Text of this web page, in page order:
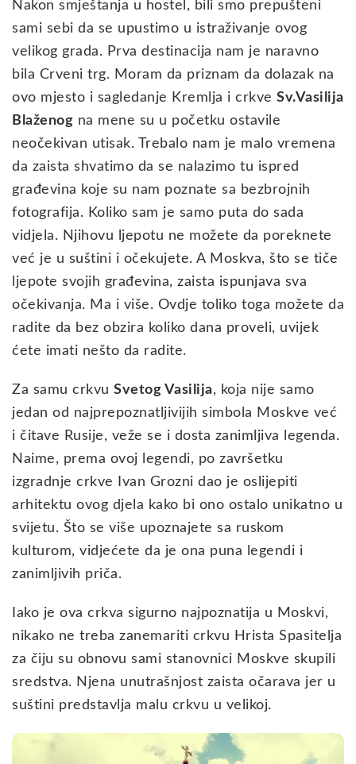
Nakon smještanja u hostel, bili smo prepušteni
sami sebi da se upustimo u istraživanje ovog
velikog grada. Prva destinacija nam je naravno
bila Crveni trg. Moram da priznam da dolazak na
ovo mjesto i sagledanje Kremlja i crkve Sv.Vasilija
Blaženog na mene su u početku ostavile
neočekivan utisak. Trebalo nam je malo vremena
da zaista shvatimo da se nalazimo tu ispred
građevina koje su nam poznate sa bezbrojnih
fotografija. Koliko sam je samo puta do sada
vidjela. Njihovu ljepotu ne možete da poreknete
već je u suštini i očekujete. A Moskva, što se tiče
ljepote svojih građevina, zaista ispunjava sva
očekivanja. Ma i više. Ovdje toliko toga možete da
radite da bez obzira koliko dana proveli, uvijek
ćete imati nešto da radite.
Za samu crkvu Svetog Vasilija, koja nije samo
jedan od najprepoznatljivijih simbola Moskve već
i čitave Rusije, veže se i dosta zanimljiva legenda.
Naime, prema ovoj legendi, po završetku
izgradnje crkve Ivan Grozni dao je oslijepiti
arhitektu ovog djela kako bi ono ostalo unikatno u
svijetu. Što se više upoznajete sa ruskom
kulturom, vidjećete da je ona puna legendi i
zanimljivih priča.
Iako je ova crkva sigurno najpoznatija u Moskvi,
nikako ne treba zanemariti crkvu Hrista Spasitelja
za čiju su obnovu sami stanovnici Moskve skupili
sredstva. Njena unutrašnjost zaista očarava jer u
suštini predstavlja malu crkvu u velikoj.